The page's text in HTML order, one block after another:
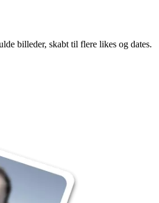
billeder, skabt til flere likes og dates.